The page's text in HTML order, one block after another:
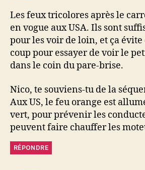
Les feux tricolores après le
en vogue aux USA. Ils sont
pour les voir de loin, et ça évite
coup pour essayer de voir le
dans le coin du pare-brise.
Nico, te souviens-tu de la
Aux US, le feu orange est
vert, pour prévenir les
peuvent faire chauffer les
RÉPONDRE